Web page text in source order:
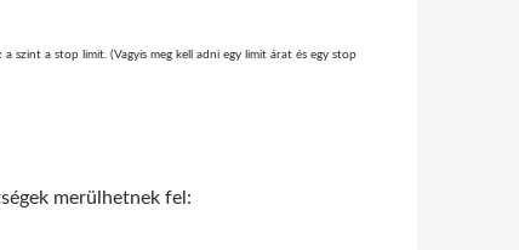
szint a stop limit. (Vagyis meg kell adni egy limit árat és egy stop
merülhetnek fel: